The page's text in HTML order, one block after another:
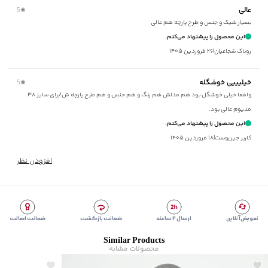
برند
زیر گروه
بلوز
شیوه‌برش:
Regular fit
عالی 5
بسیار شیک و جنس و طرح پارچه هم عالی
این محصول را پیشنهاد می‌کنم.
روناک شجاعيان|۲۶ فروردین ۱۴۰۵
خیلیییی خوشگله 5
واقعا خیلی خوشگل بود هم مدلش هم رنگ و هم جنس و هم طرح پارچه ش!برای سایز ۳۸
مدیوم عالی بود.
این محصول را پیشنهاد می‌کنم.
کاربر جین‌وست|۱۸ فروردین ۱۴۰۵
افزودن نظر
تعویض آنلاین ارسال ۲ ساعته ضمانت بازگشت ضمانت اصالت
Similar Products
محصولات مشابه